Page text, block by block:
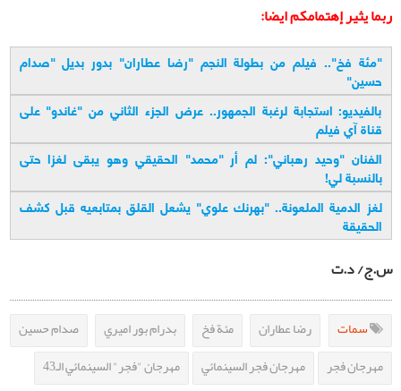
ربما يثير إهتمامكم ايضا:
"مئة فخ".. فيلم من بطولة النجم "رضا عطاران" بدور بديل "صدام
حسين"
بالفيديو: استجابة لرغبة الجمهور.. عرض الجزء الثاني من "غاندو" على
قناة آي فيلم
الفنان "وحيد رهباني": لم أر "محمد" الحقيقي وهو يبقى لغزا حتى
بالنسبة لي!
لغز الدمية الملعونة.. "بهرنك علوي" يشعل القلق بمتابعيه قبل كشف
الحقيقة
س.ج/ د.ت
سمات رضا عطاران مئة فخ بدرام بور اميري
صدام حسين
مهرجان فجر
مهرجان فجر السينمائي مهرجان "فجر" السينمائي الـ43